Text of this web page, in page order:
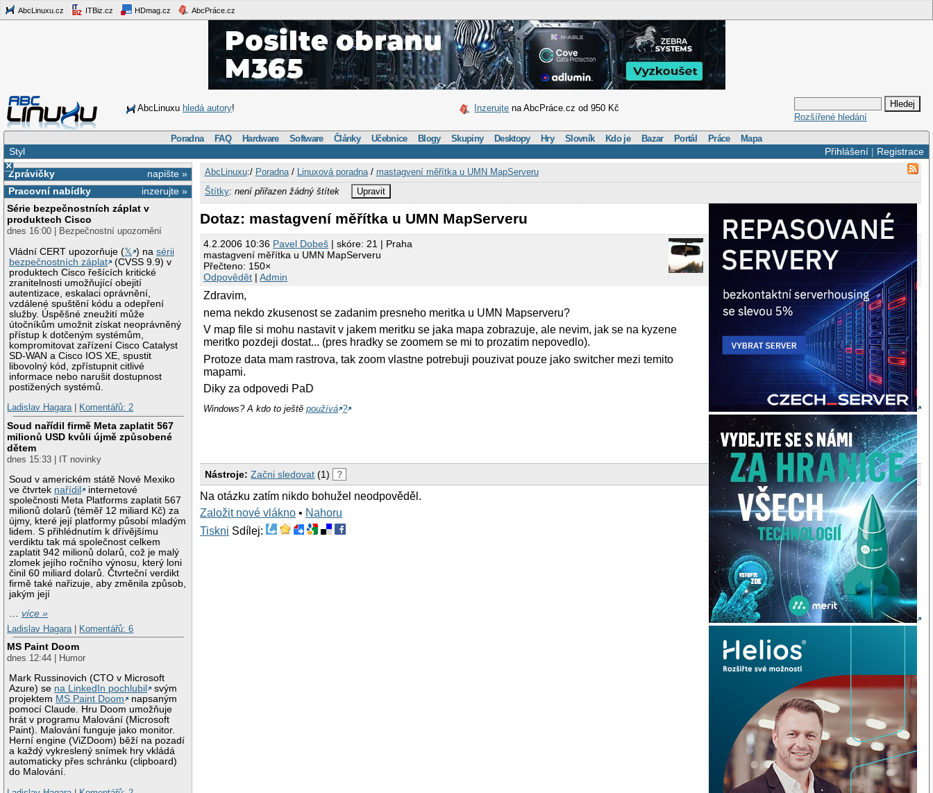
AbcLinuxu.cz ITBiz.cz HDmag.cz AbcPráce.cz
AbcLinuxu hledá autory! Inzerujte na AbcPráce.cz od 950 Kč
Rozšířené hledání
Poradna FAQ Hardware Software Články Učebnice Blogy Skupiny Desktopy Hry Slovník Kdo je Bazar Portál Práce Mapa
Přihlášení| Registrace
Styl
×
napište »
Zprávičky
inzerujte »
Pracovní nabídky
Série bezpečnostních záplat v
produktech Cisco
dnes 16:00 | Bezpečnostní upozornění
Vládní CERT upozorňuje (𝕏 ) nasérii
bezpečnostních záplat
(CVSS 9.9) v
produktech Cisco řešících kritické
zranitelnosti umožňující obejití
autentizace, eskalaci oprávnění,
vzdálené spuštění kódu a odepření
služby. Úspěšné zneužití může
útočníkům umožnit získat neoprávněný
přístup k dotčeným systémům,
kompromitovat zařízení Cisco Catalyst
SD-WAN a Cisco IOS XE, spustit
libovolný kód, zpřístupnit citlivé
informace nebo narušit dostupnost
postižených systémů.
Ladislav Hagara| Komentářů: 2
Soud nařídil firmě Meta zaplatit 567
milionů USD kvůli újmě způsobené
dětem
dnes 15:33 | IT novinky
Soud v americkém státě Nové Mexiko
ve čtvrtek nařídil
internetové
společnosti Meta Platforms zaplatit 567
milionů dolarů (téměř 12 miliard Kč) za
újmy, které její platformy působí mladým
lidem. S přihlédnutím k dřívějšímu
verdiktu tak má společnost celkem
zaplatit 942 milionů dolarů, což je malý
zlomek jejího ročního výnosu, který loni
činil 60 miliard dolarů. Čtvrteční verdikt
firmě také nařizuje, aby změnila způsob,
jakým její
…více »
Ladislav Hagara
Komentářů: 6
MS Paint Doom
dnes 12:44 | Humor
Mark Russinovich (CTO v Microsoft
Azure) se na LinkedIn pochlubil
svým
projektem MS Paint Doom
napsaným
pomocí Claude. Hru Doom umožňuje
hrát v programu Malování (Microsoft
Paint). Malování funguje jako monitor.
Herní engine (ViZDoom) běží na pozadí
a každý vykreslený snímek hry vkládá
automaticky přes schránku (clipboard)
do Malování.
AbcLinuxu:/ Poradna/ Linuxová poradna/ mastagvení měřítka u UMN MapServeru
Štítky: není přiřazen žádný štítek Upravit
Dotaz: mastagvení měřítka u UMN MapServeru
4.2.2006 10:36 Pavel Dobeš | skóre: 21 | Praha
mastagvení měřítka u UMN MapServeru
Přečteno: 150×
Odpovědět |Admin
Zdravim,
nema nekdo zkusenost se zadanim presneho meritka u UMN Mapserveru?
V map file si mohu nastavit v jakem meritku se jaka mapa zobrazuje, ale nevim, jak se na kyzene
meritko pozdeji dostat... (pres hradky se zoomem se mi to prozatim nepovedlo).
Protoze data mam rastrova, tak zoom vlastne potrebuji pouzivat pouze jako switcher mezi temito
mapami.
Diky za odpovedi PaD
Windows? A kdo to ještěpoužívá ?
Nástroje: Začni sledovat (1) ?
Na otázku zatím nikdo bohužel neodpověděl.
Založit nové vlákno • Nahoru
Tiskni Sdílej: